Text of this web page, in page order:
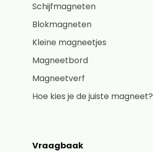
Schijfmagneten
Blokmagneten
Kleine magneetjes
Magneetbord
Magneetverf
Hoe kies je de juiste magneet?
Vraagbaak